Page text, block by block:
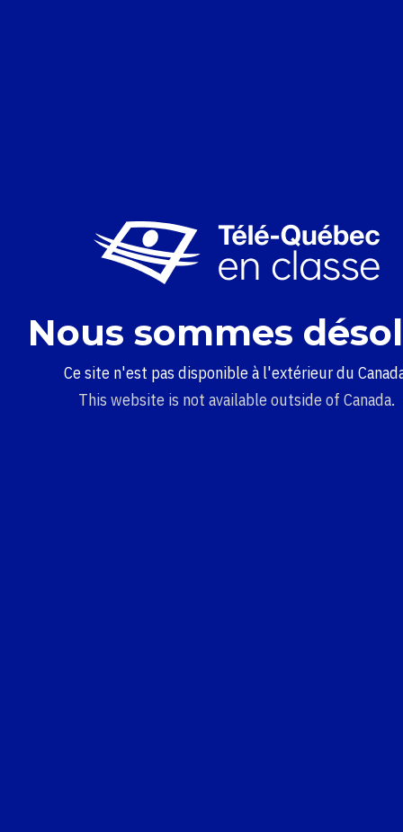
Nous sommes
Ce site n'est pas disponible à l'extérieur du
This website is not available outside of Canada.